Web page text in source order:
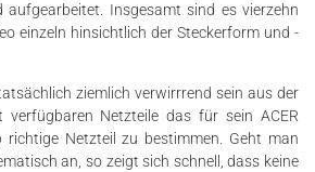
aufgearbeitet. Insgesamt sind es vierzehn
einzeln hinsichtlich der Steckerform und -
ziemlich verwirrrend sein aus der
Netzteile das für sein ACER
richtige Netzteil zu bestimmen. Geht man
an, so zeigt sich schnell, dass keine